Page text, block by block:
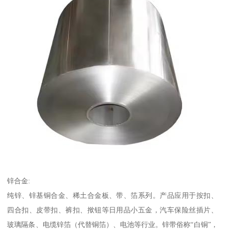
锌合金:
纯锌、锌基铜合金、稀土合金板、带、箔系列。产品应用于按扣、
四合扣、皮带扣、裤扣、揿钮等日用品小五金，汽车保险丝插片、
玻璃隔条、电缆锌箔（代替铜箔）、电池等行业。锌带俗称“白铜”，